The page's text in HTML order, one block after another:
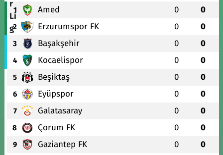
1 Amed 0 0
2 Erzurumspor FK 0 0
3 Başakşehir 0 0
4 Kocaelispor 0 0
5 Beşiktaş 0 0
6 Eyüpspor 0 0
7 Galatasaray 0 0
8 Çorum FK 0 0
9 Gaziantep FK 0 0